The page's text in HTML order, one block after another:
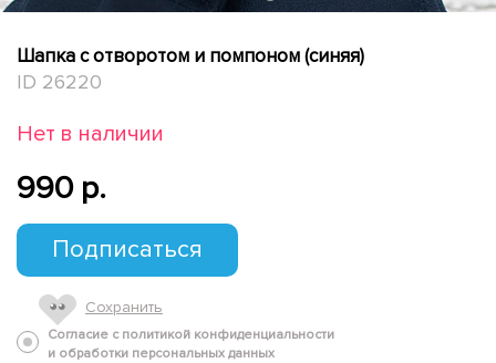
Шапка с отворотом и помпоном (синяя)
ID 26220
Нет в наличии
990 p.
Подписаться
Сохранить
Согласие с политикой конфиденциальности
и обработки персональных данных